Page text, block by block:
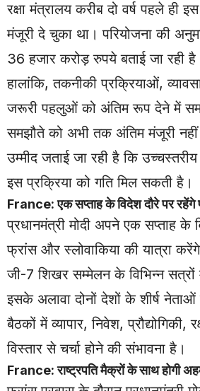
रक्षा मंत्रालय करीब दो वर्ष पहले ही
मंजूरी दे चुका था। परियोजना की
36 हजार करोड़ रुपये बताई जा रही
हालांकि, तकनीकी प्रक्रियाओं,
जरूरी पहलुओं को अंतिम रूप देने में
समझौते को अभी तक अंतिम मंजूरी
उम्मीद जताई जा रही है कि
इस प्रक्रिया को गति मिल सकती है।
France: एक सप्ताह के विदेश दौरे पर रहेंगे
प्रधानमंत्री मोदी अपने एक सप्ताह के
फ्रांस और स्लोवाकिया की यात्रा
जी-7 शिखर सम्मेलन के विभिन्न सत्रों
इसके अलावा दोनों देशों के शीर्ष नेताओं
बैठकों में व्यापार, निवेश, प्रौद्योगिकी,
विस्तार से चर्चा होने की संभावना है।
France: राष्ट्रपति मैक्रों के साथ होगी